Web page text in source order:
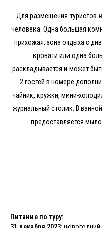
Для размещения туристов
человека. Одна большая
прихожая, зона отдыха с
кровати или одна
раскладывается и может
2 гостей в номере
чайник, кружки, мини-
журнальный столик. В
предоставляется
Питание по туру: